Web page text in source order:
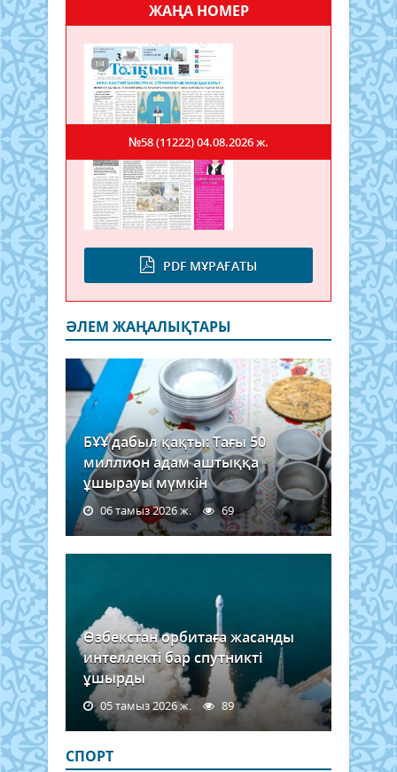
ЖАҢА НОМЕР
PDF МҰРАҒАТЫ
№58 (11222)04.08.2026 ж.
ӘЛЕМ ЖАҢАЛЫҚТАРЫ
БҰҰ дабыл қақты: Тағы 50
миллион адам аштыққа
ұшырауы мүмкін
06 тамыз 2026 ж. 69
Өзбекстан орбитаға жасанды
интеллекті бар спутникті
ұшырды
05 тамыз 2026 ж. 89
СПОРТ